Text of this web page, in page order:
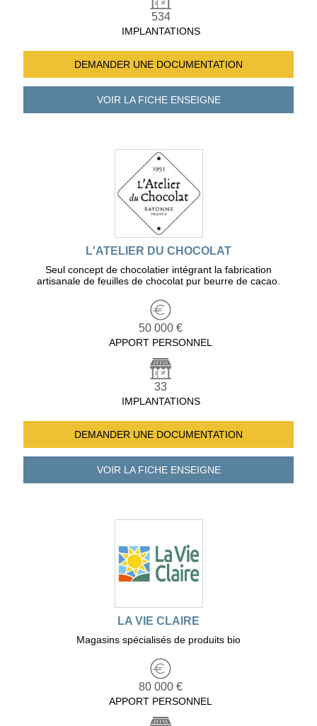
534
IMPLANTATIONS
DEMANDER UNE DOCUMENTATION
VOIR LA FICHEENSEIGNE
L'ATELIER DU CHOCOLAT
Seul concept de chocolatier intégrant la fabrication
artisanale de feuilles de chocolat pur beurre de cacao.
50 000 €
APPORT PERSONNEL
33
IMPLANTATIONS
DEMANDER UNE DOCUMENTATION
VOIR LA FICHEENSEIGNE
LA VIE CLAIRE
Magasins spécialisés de produits bio
80 000 €
APPORT PERSONNEL